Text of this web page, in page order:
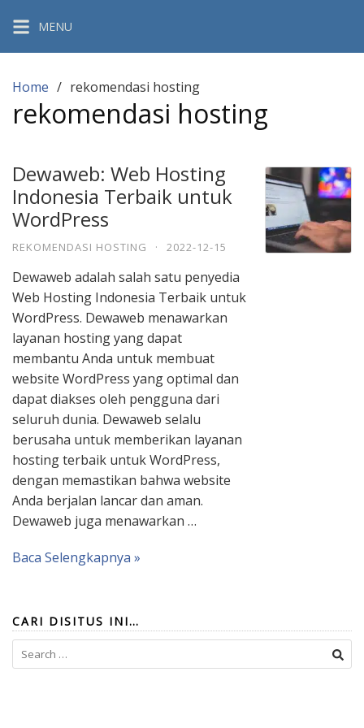
content
MENU
Home rekomendasi hosting
rekomendasi hosting
Dewaweb: Web Hosting
Indonesia Terbaik untuk
WordPress
REKOMENDASI HOSTING · 2022-12-15
Dewaweb adalah salah satu penyedia
Web Hosting Indonesia Terbaik untuk
WordPress. Dewaweb menawarkan
layanan hosting yang dapat
membantu Anda untuk membuat
website WordPress yang optimal dan
dapat diakses oleh pengguna dari
seluruh dunia. Dewaweb selalu
berusaha untuk memberikan layanan
hosting terbaik untuk WordPress,
dengan memastikan bahwa website
Anda berjalan lancar dan aman.
Dewaweb juga menawarkan …
Baca Selengkapnya »
CARI DISITUS INI…
Search
for: